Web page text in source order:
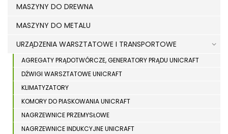
MASZYNY DO DREWNA
MASZYNY DO METALU
URZĄDZENIA WARSZTATOWE I TRANSPORTOWE
AGREGATY PRĄDOTWÓRCZE, GENERATORY PRĄDU UNICRAFT
DŹWIGI WARSZTATOWE UNICRAFT
KLIMATYZATORY
KOMORY DO PIASKOWANIA UNICRAFT
NAGRZEWNICE PRZEMYSŁOWE
NAGRZEWNICE INDUKCYJNE UNICRAFT